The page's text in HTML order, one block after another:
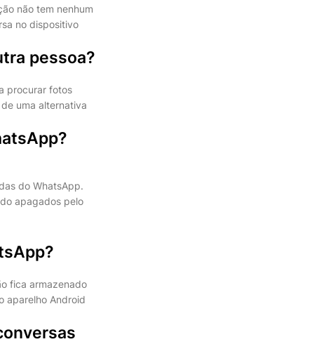
não tem nenhum
no dispositivo
pessoa?
procurar fotos
uma alternativa
do WhatsApp.
apagados pelo
fica armazenado
aparelho Android